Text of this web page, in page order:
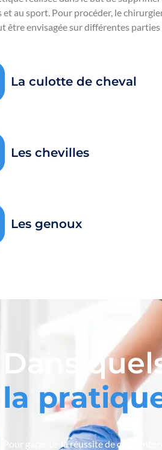
au sport. Pour procéder, le
être envisagée sur différentes
La culotte de cheval
Les chevilles
Les genoux
Dans
la pratiqu
Pour garantir la réussite de cette